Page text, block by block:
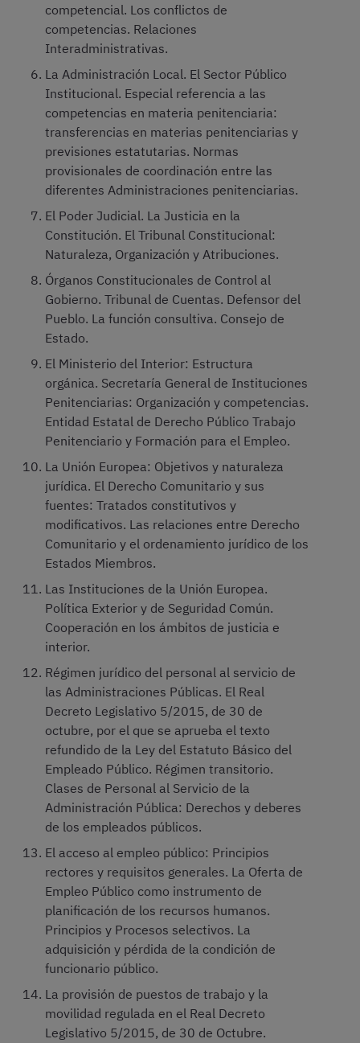
competencial. Los conflictos de
competencias. Relaciones
Interadministrativas.
La Administración Local. El Sector Público
Institucional. Especial referencia a las
competencias en materia penitenciaria:
transferencias en materias penitenciarias y
previsiones estatutarias. Normas
provisionales de coordinación entre las
diferentes Administraciones penitenciarias.
El Poder Judicial. La Justicia en la
Constitución. El Tribunal Constitucional:
Naturaleza, Organización y Atribuciones.
Órganos Constitucionales de Control al
Gobierno. Tribunal de Cuentas. Defensor del
Pueblo. La función consultiva. Consejo de
Estado.
El Ministerio del Interior: Estructura
orgánica. Secretaría General de Instituciones
Penitenciarias: Organización y competencias.
Entidad Estatal de Derecho Público Trabajo
Penitenciario y Formación para el Empleo.
La Unión Europea: Objetivos y naturaleza
jurídica. El Derecho Comunitario y sus
fuentes: Tratados constitutivos y
modificativos. Las relaciones entre Derecho
Comunitario y el ordenamiento jurídico de los
Estados Miembros.
Las Instituciones de la Unión Europea.
Política Exterior y de Seguridad Común.
Cooperación en los ámbitos de justicia e
interior.
Régimen jurídico del personal al servicio de
las Administraciones Públicas. El Real
Decreto Legislativo 5/2015, de 30 de
octubre, por el que se aprueba el texto
refundido de la Ley del Estatuto Básico del
Empleado Público. Régimen transitorio.
Clases de Personal al Servicio de la
Administración Pública: Derechos y deberes
de los empleados públicos.
El acceso al empleo público: Principios
rectores y requisitos generales. La Oferta de
Empleo Público como instrumento de
planificación de los recursos humanos.
Principios y Procesos selectivos. La
adquisición y pérdida de la condición de
funcionario público.
La provisión de puestos de trabajo y la
movilidad regulada en el Real Decreto
Legislativo 5/2015, de 30 de Octubre.